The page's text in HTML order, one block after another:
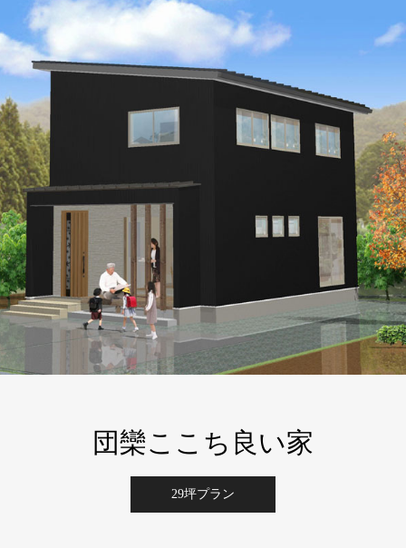
団欒ここち良い家
29坪プラン